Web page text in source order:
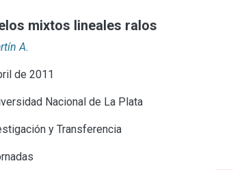
mixtos lineales ralos
A.
de 2011
Nacional de La Plata
y Transferencia